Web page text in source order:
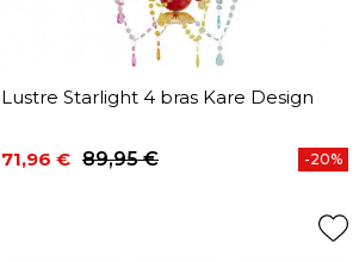
Lustre Starlight 4 bras Kare Design
Prix
71,96 €
Prix de base
89,95 € -20%